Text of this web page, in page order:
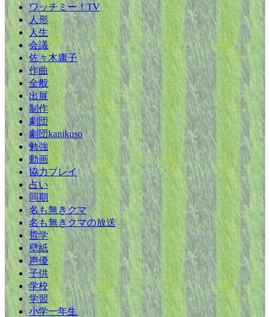
ワッチミー！TV
人形
人生
会議
佐々木庸子
作曲
全般
出展
制作
劇団
劇団kanikuso
勉強
動画
協力プレイ
占い
同期
名も無きクマ
名も無きクマの放送
哲学
壁紙
声優
子供
学校
学習
小学一年生